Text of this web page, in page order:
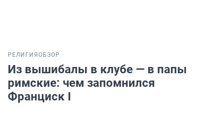
РЕЛИГИЯ ОБЗОР
Из вышибалы в клубе — в папы
римские: чем запомнился
Франциск I